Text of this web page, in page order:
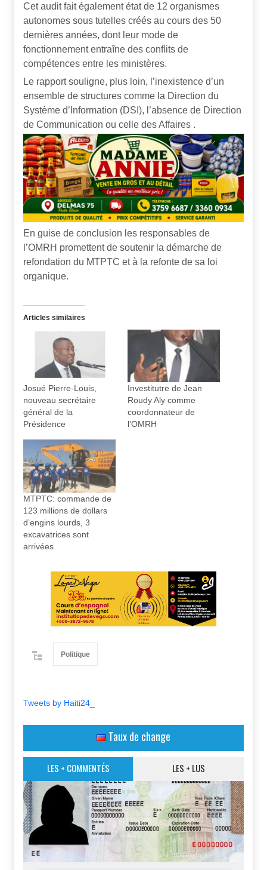
Cet audit fait également état de 12 organismes
autonomes sous tutelles créés au cours des 50
dernières années, dont leur mode de
fonctionnement entraîne des conflits de
compétences entre les ministères.
Le rapport souligne, plus loin, l’inexistence d’un
ensemble de structures comme la Direction du
Système d’Information (DSI), l’absence de Direction
de Communication ou celle des Affaires .
En guise de conclusion les responsables de
l’OMRH promettent de soutenir la démarche de
refondation du MTPTC et à la refonte de sa loi
organique.
Articles similaires
Josué Pierre-Louis,
nouveau secrétaire
général de la
Présidence
Investitutre de Jean
Roudy Aly comme
coordonnateur de
l’OMRH
MTPTC: commande de
123 millions de dollars
d’engins lourds, 3
excavatrices sont
arrivées
Politique
Tweets by Haiti24_
Taux de change
LES + COMMENTÉS LES + LUS